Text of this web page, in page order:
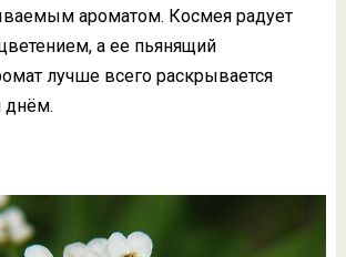
ароматом. Космея радует
а ее пьянящий
лучше всего раскрывается
днём.